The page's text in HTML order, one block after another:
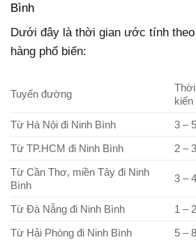
Bình
Dưới đây là thời gian ước tính
hàng phổ biến:
Tuyến đường
kiến
Từ Hà Nội đi Ninh Bình
3 –
Từ TP.HCM đi Ninh Bình
2 –
Từ Cần Thơ, miền Tây đi Ninh
Bình
3 –
Từ Đà Nẵng đi Ninh Bình
1 –
Từ Hải Phòng đi Ninh Bình
5 –